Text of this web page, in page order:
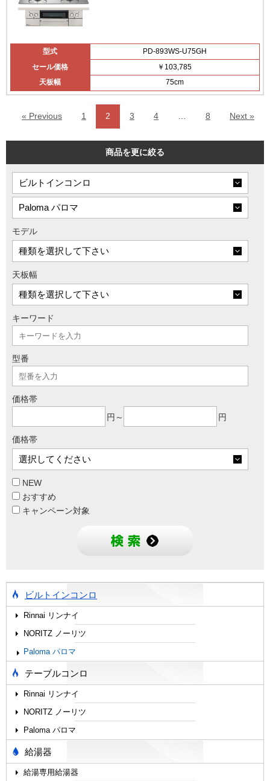
型式
PD-893WS-U75GH
セール価格
￥103,785
天板幅
75cm
« Previous 1 2 3 4 … 8 Next »
商品を更に絞る
モデル
天板幅
キーワード
型番
価格帯
円～
円
価格帯
NEW
おすすめ
キャンペーン対象
ビルトインコンロ
Rinnai リンナイ
NORITZ ノーリツ
Paloma パロマ
テーブルコンロ
Rinnai リンナイ
NORITZ ノーリツ
Paloma パロマ
給湯器
給湯専用給湯器